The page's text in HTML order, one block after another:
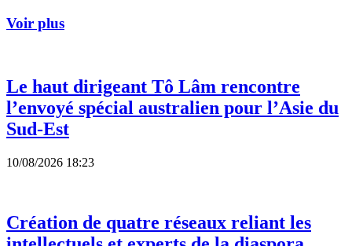
Voir plus
Le haut dirigeant Tô Lâm rencontre
l’envoyé spécial australien pour l’Asie du
Sud-Est
10/08/2026 18:23
Création de quatre réseaux reliant les